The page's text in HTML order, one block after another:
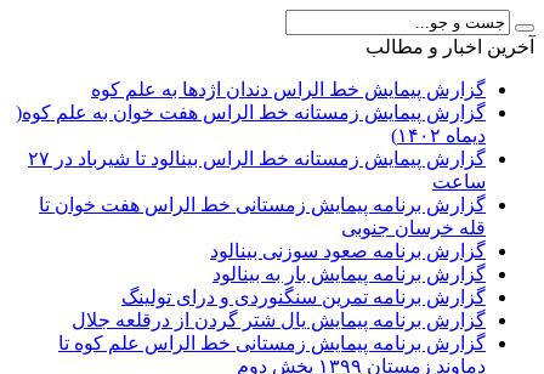
آخرين اخبار و مطالب
گزارش پیمایش خط الراس دندان اژدها به علم کوه
گزارش پیمایش زمستانه خط الراس هفت خوان به علم کوه(
دیماه ۱۴۰۲)
گزارش پیمایش زمستانه خط الراس بینالود تا شیرباد در ۲۷
ساعت
گزارش برنامه پیمایش زمستانی خط الراس هفت خوان تا
قله خرسان جنوبی
گزارش برنامه صعود سوزنی بینالود
گزارش برنامه پیمایش بار به بینالود
گزارش برنامه تمرین سنگنوردی و درای تولینگ
گزارش برنامه پیمایش یال شتر گردن از درقلعه جلال
گزارش برنامه پیمایش زمستانی خط الراس علم کوه تا
دماوند زمستان ۱۳۹۹ بخش دوم